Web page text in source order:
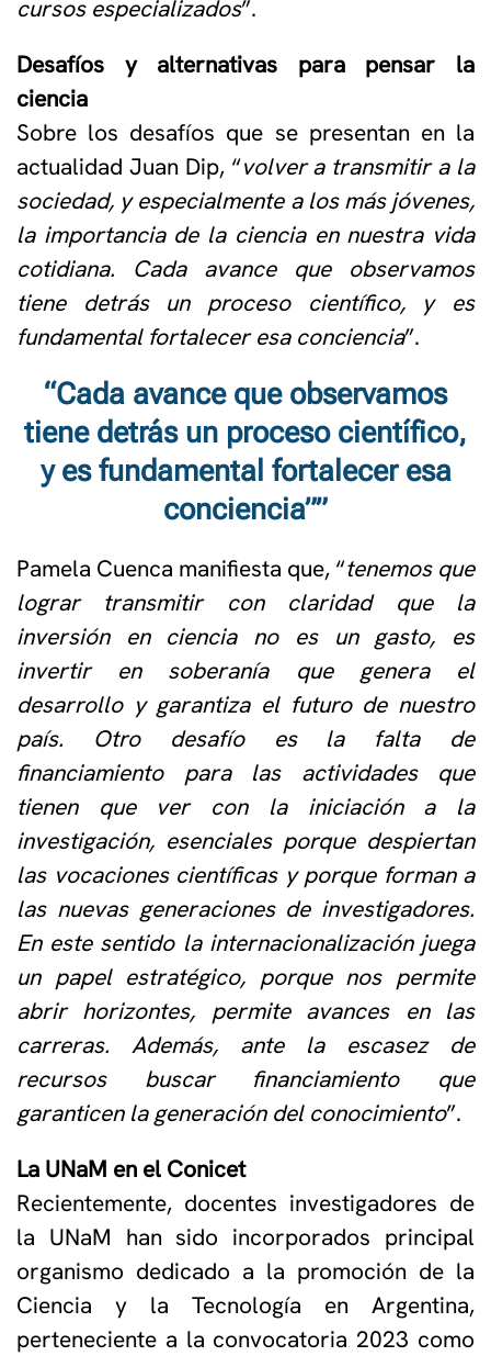
cursos especializados”.
Desafíos y alternativas para pensar la
ciencia
Sobre los desafíos que se presentan en la
actualidad Juan Dip, “volver a transmitir a la
sociedad, y especialmente a los más jóvenes,
la importancia de la ciencia en nuestra vida
cotidiana. Cada avance que observamos
tiene detrás un proceso científico, y es
fundamental fortalecer esa conciencia”.
“Cada avance que observamos
tiene detrás un proceso científico,
y es fundamental fortalecer esa
conciencia””
Pamela Cuenca manifiesta que, “tenemos que
lograr transmitir con claridad que la
inversión en ciencia no es un gasto, es
invertir en soberanía que genera el
desarrollo y garantiza el futuro de nuestro
país. Otro desafío es la falta de
financiamiento para las actividades que
tienen que ver con la iniciación a la
investigación, esenciales porque despiertan
las vocaciones científicas y porque forman a
las nuevas generaciones de investigadores.
En este sentido la internacionalización juega
un papel estratégico, porque nos permite
abrir horizontes, permite avances en las
carreras. Además, ante la escasez de
recursos buscar financiamiento que
garanticen la generación del conocimiento”.
La UNaM en el Conicet
Recientemente, docentes investigadores de
la UNaM han sido incorporados principal
organismo dedicado a la promoción de la
Ciencia y la Tecnología en Argentina,
perteneciente a la convocatoria 2023 como